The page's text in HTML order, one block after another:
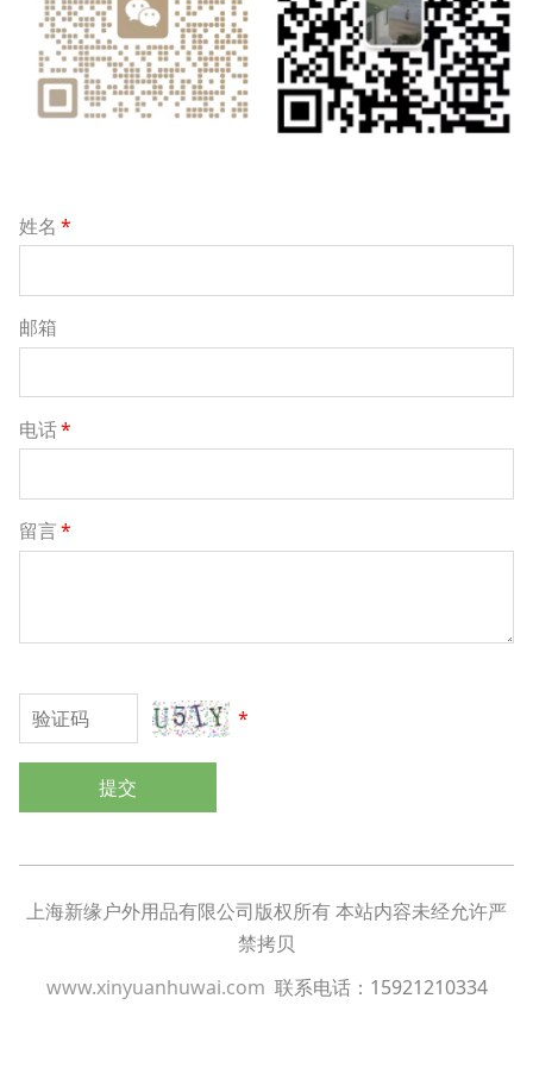
姓名 *
邮箱
电话*
留言*
*
提交
上海新缘户外用品有限公司版权所有 本站内容未经允许严
禁拷贝
www.xinyuanhuwai.com 联系电话：15921210334